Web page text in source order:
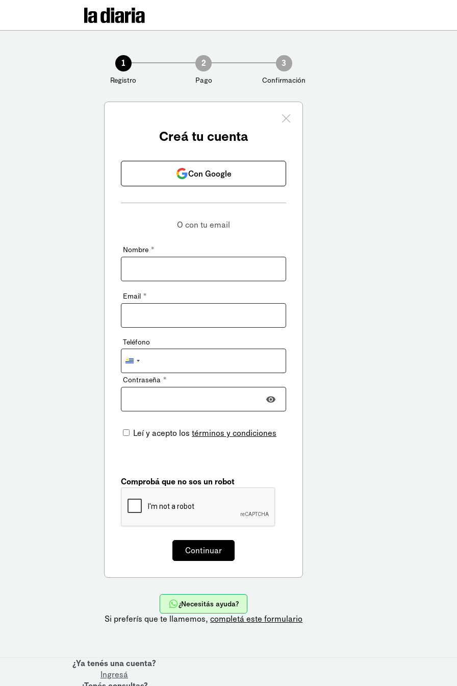
1
Registro
2
Pago
3
Confirmación
Creá tu cuenta
Con Google
O con tu email
Nombre *
Email *
Teléfono
Uruguay
+598
Contraseña *
Leí y acepto los términos y condiciones
Comprobá que no sos un robot
¿Necesitás ayuda?
Si preferís que te llamemos, completá este formulario
¿Ya tenés una cuenta?
Ingresá